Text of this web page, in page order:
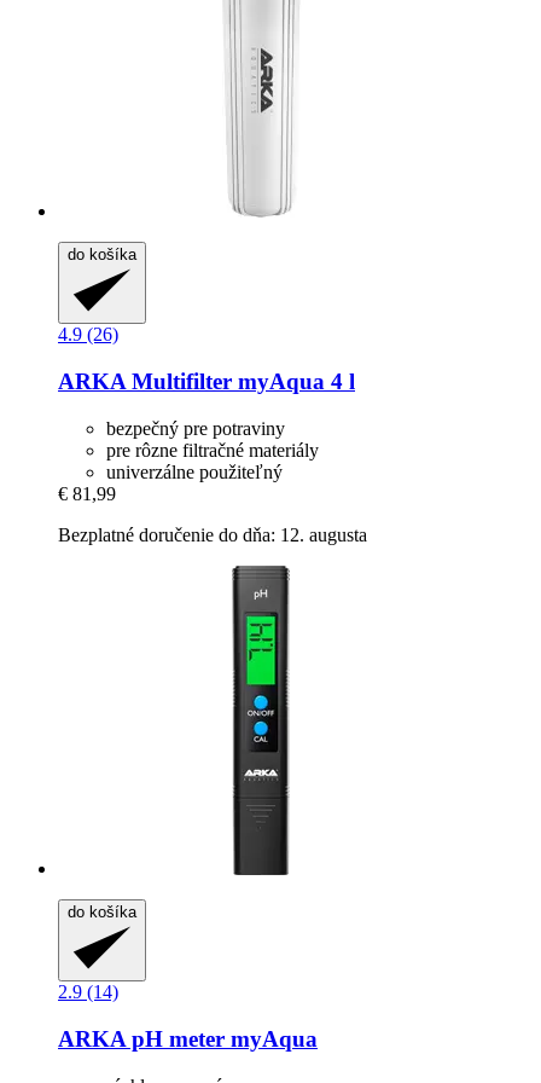
do košíka
4.9 (26)
ARKA Multifilter myAqua 4 l
bezpečný pre potraviny
pre rôzne filtračné materiály
univerzálne použiteľný
€ 81,99
Bezplatné doručenie do dňa: 12. augusta
do košíka
2.9 (14)
ARKA pH meter myAqua